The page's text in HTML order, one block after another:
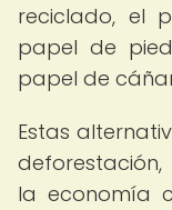
reciclado, el
papel de
papel de
Estas
la economía